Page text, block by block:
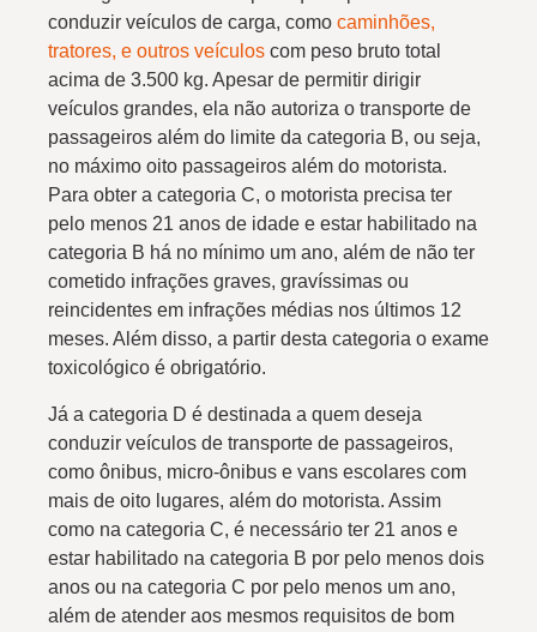
conduzir veículos de carga, como caminhões,
tratores, e outros veículos com peso bruto total
acima de 3.500 kg. Apesar de permitir dirigir
veículos grandes, ela não autoriza o transporte de
passageiros além do limite da categoria B, ou seja,
no máximo oito passageiros além do motorista.
Para obter a categoria C, o motorista precisa ter
pelo menos 21 anos de idade e estar habilitado na
categoria B há no mínimo um ano, além de não ter
cometido infrações graves, gravíssimas ou
reincidentes em infrações médias nos últimos 12
meses. Além disso, a partir desta categoria o exame
toxicológico é obrigatório.
Já a categoria D é destinada a quem deseja
conduzir veículos de transporte de passageiros,
como ônibus, micro-ônibus e vans escolares com
mais de oito lugares, além do motorista. Assim
como na categoria C, é necessário ter 21 anos e
estar habilitado na categoria B por pelo menos dois
anos ou na categoria C por pelo menos um ano,
além de atender aos mesmos requisitos de bom